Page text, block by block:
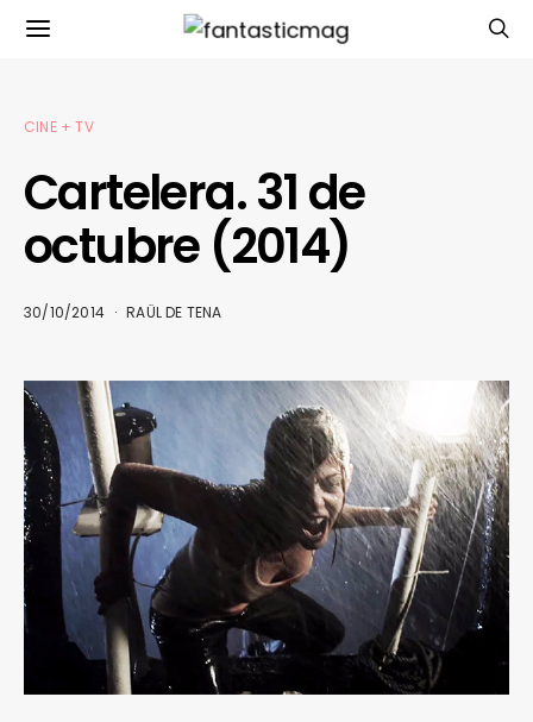
CINE + TV
Cartelera. 31 de
octubre (2014)
30/10/2014 RAÜL DE TENA